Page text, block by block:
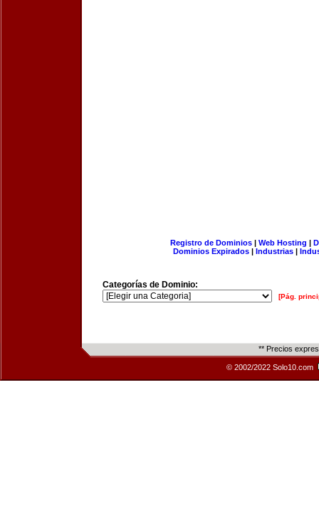
Registro de Dominios| Web Hosting |
Dominios Expirados | Industrias |
Categorías de Dominio:
[Pág.
** Precios
© 2002/2022 Solo10.com